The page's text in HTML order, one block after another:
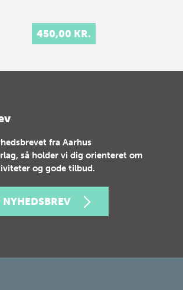
450,00 KR.
fra Aarhus
så holder vi dig orienteret om
og gode tilbud.